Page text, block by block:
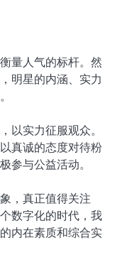
量人气的标杆。然
明星的内涵、实力
以实力征服观众。
真诚的态度对待粉
参与公益活动。
，真正值得关注
数字化的时代，我
内在素质和综合实